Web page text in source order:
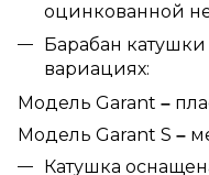
оцинкованной
Барабан
вариациях:
Модель Garant –
Модель Garant S –
Катушка